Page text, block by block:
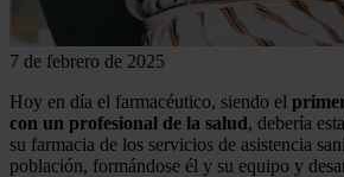
7 de febrero de 2025
Hoy en día el farmacéutico, siendo el
con un profesional de la salud, debería
su farmacia de los servicios de asistencia
población, formándose él y su equipo y